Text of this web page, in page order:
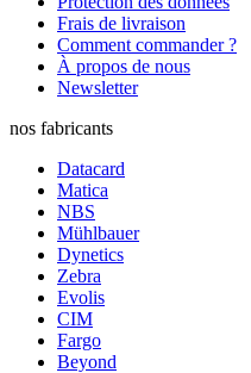
Frais de livraison
Comment commander ?
À propos de nous
Newsletter
nos fabricants
Datacard
Matica
NBS
Mühlbauer
Dynetics
Zebra
Evolis
CIM
Fargo
Beyond